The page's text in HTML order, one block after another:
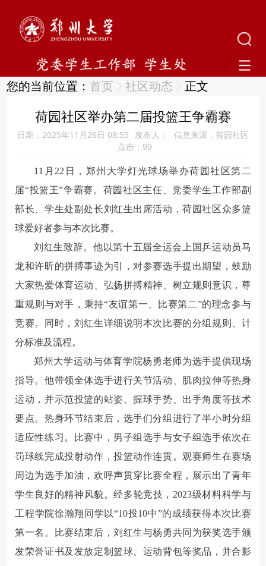
您的当前位置：首页 社区动态 正文
荷园社区举办第二届投篮王争霸赛
日期：2025年11月26日 08:55 发布人：
信息来源：荷园社区
点击： 99
11月22日，郑州大学灯光球场举办荷园社区第二
届“投篮王”争霸赛。荷园社区主任、党委学生工作部副
部长、学生处副处长刘红生出席活动，荷园社区众多篮
球爱好者参与本次比赛。
刘红生致辞。他以第十五届全运会上国乒运动员马
龙和许昕的拼搏事迹为引，对参赛选手提出期望，鼓励
大家热爱体育运动、弘扬拼搏精神、树立规则意识，尊
重规则与对手，秉持“友谊第一、比赛第二”的理念参与
竞赛。同时，刘红生详细说明本次比赛的分组规则、计
分标准及流程。
郑州大学运动与体育学院杨勇老师为选手提供现场
指导。他带领全体选手进行关节活动、肌肉拉伸等热身
运动，并示范投篮的站姿、握球手势、出手角度等技术
要点。热身环节结束后，选手们分组进行了半小时分组
适应性练习。比赛中，男子组选手与女子组选手依次在
罚球线完成投射动作，投篮动作连贯。观赛师生在赛场
周边为选手加油，欢呼声贯穿比赛全程，展示出了青年
学生良好的精神风貌。经多轮竞技，2023级材料科学与
工程学院徐瀚翔同学以“10投10中”的成绩获得本次比赛
第一名。比赛结束后，刘红生与杨勇共同为获奖选手颁
发荣誉证书及发放定制篮球、运动背包等奖品，并合影